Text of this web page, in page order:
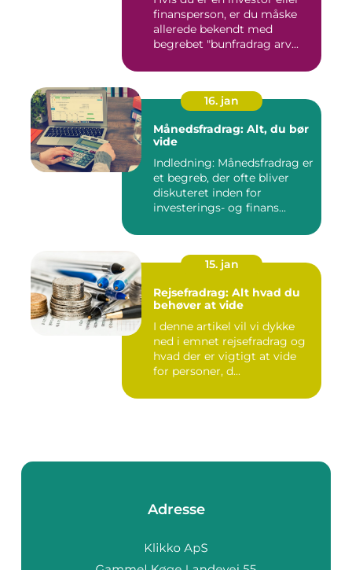
finansperson, er du måske
allerede bekendt med
begrebet "bunfradrag arv...
16. jan
Månedsfradrag: Alt, du bør
vide
Indledning: Månedsfradrag er
et begreb, der ofte bliver
diskuteret inden for
investerings- og finans...
15. jan
Rejsefradrag: Alt hvad du
behøver at vide
I denne artikel vil vi dykke
ned i emnet rejsefradrag og
hvad der er vigtigt at vide
for personer, d...
Adresse